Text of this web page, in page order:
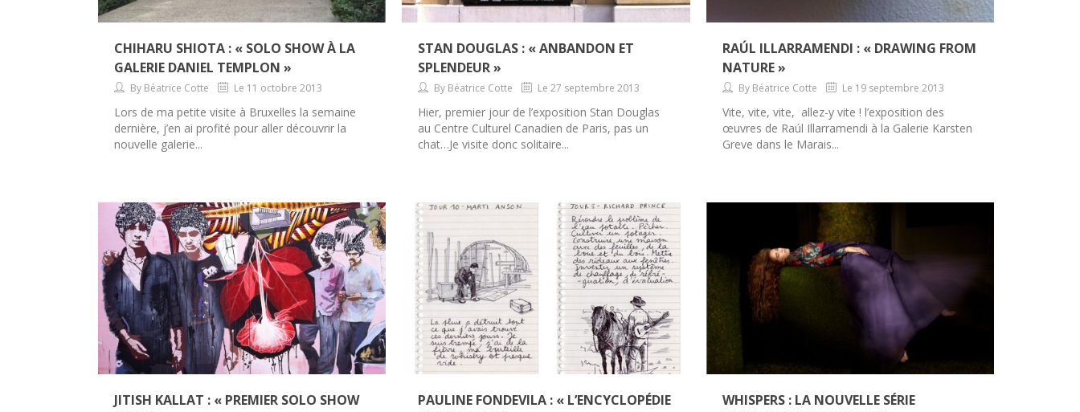
CHIHARU SHIOTA : « SOLO SHOW À LA
GALERIE DANIEL TEMPLON »
By Béatrice Cotte Le 11 octobre 2013
Lors de ma petite visite à Bruxelles la semaine
dernière, j’en ai profité pour aller découvrir la
nouvelle galerie...
STAN DOUGLAS : « ANBANDON ET
SPLENDEUR »
By Béatrice Cotte Le 27 septembre 2013
Hier, premier jour de l’exposition Stan Douglas
au Centre Culturel Canadien de Paris, pas un
chat…Je visite donc solitaire...
RAÚL ILLARRAMENDI : « DRAWING FROM
NATURE »
By Béatrice Cotte Le 19 septembre 2013
Vite, vite, vite, allez-y vite ! l’exposition des
œuvres de Raúl Illarramendi à la Galerie Karsten
Greve dans le Marais...
JITISH KALLAT : « PREMIER SOLO SHOW
PAULINE FONDEVILA : « L’ENCYCLOPÉDIE
WHISPERS : LA NOUVELLE SÉRIE